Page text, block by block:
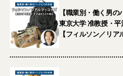
【職業別・働く男の
東京大学 准教授・
【フィルソン／リア